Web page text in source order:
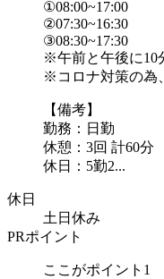
①08:00~17:00
②07:30~16:30
③08:30~17:30
※午前と午後に10
※コロナ対策の為
【備考】
勤務：日勤
休憩：3回 計60分
休日：5勤2...
休日
土日休み
PRポイント
ここがポイント1